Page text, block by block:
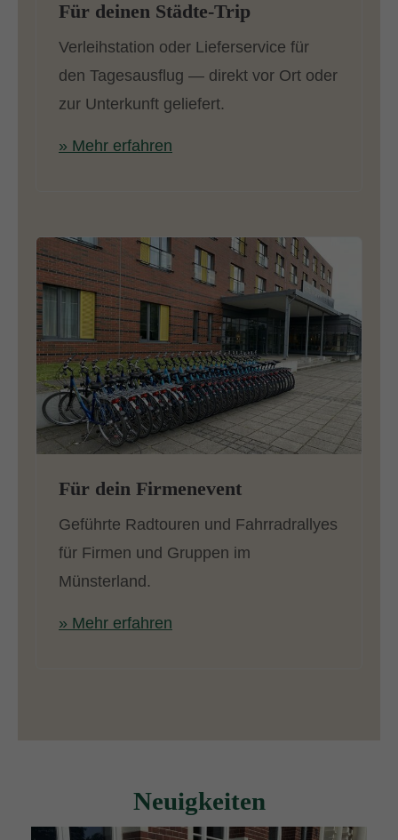
Für deinen Städte-Trip
Verleihstation oder Lieferservice für
den Tagesausflug — direkt vor Ort oder
zur Unterkunft geliefert.
» Mehr erfahren
Für dein Firmenevent
Geführte Radtouren und Fahrradrallyes
für Firmen und Gruppen im
Münsterland.
» Mehr erfahren
Neuigkeiten